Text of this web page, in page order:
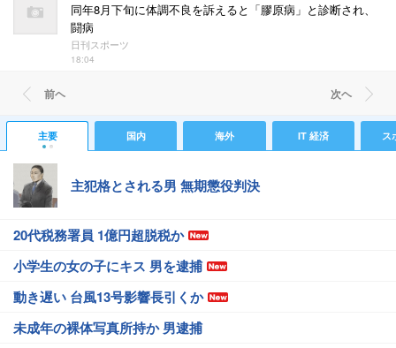
同年8月下旬に体調不良を訴えると「膠原病」と診断され、
闘病
日刊スポーツ
18:04
前ヘ 次ヘ
主要 国内 海外 IT 経済 ス
主犯格とされる男 無期懲役判決
20代税務署員 1億円超脱税か
小学生の女の子にキス 男を逮捕
動き遅い 台風13号影響長引くか
未成年の裸体写真所持か 男逮捕